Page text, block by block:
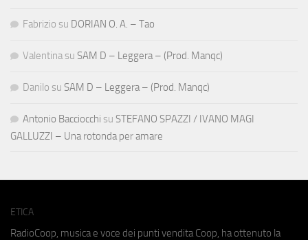
Fabrizio su DORIAN O. A. – Tao
Valentina su SAM D – Leggera – (Prod. Manqc)
Danilo su SAM D – Leggera – (Prod. Manqc)
Antonio Bacciocchi su STEFANO SPAZZI / IVANO MAGI
GALLUZZI – Una rotonda per amare
ETICA
RadioCoop, musica e voce dei punti vendita Coop, ha ottenuto la